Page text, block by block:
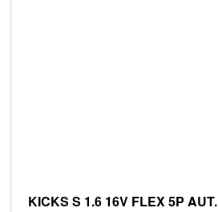
KICKS S 1.6 16V FLEX 5P AUT.